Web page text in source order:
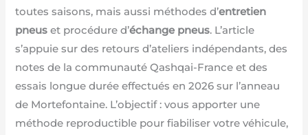
toutes saisons, mais aussi méthodes d’entretien
pneus et procédure d’échange pneus. L’article
s’appuie sur des retours d’ateliers indépendants, des
notes de la communauté Qashqai-France et des
essais longue durée effectués en 2026 sur l’anneau
de Mortefontaine. L’objectif : vous apporter une
méthode reproductible pour fiabiliser votre véhicule,